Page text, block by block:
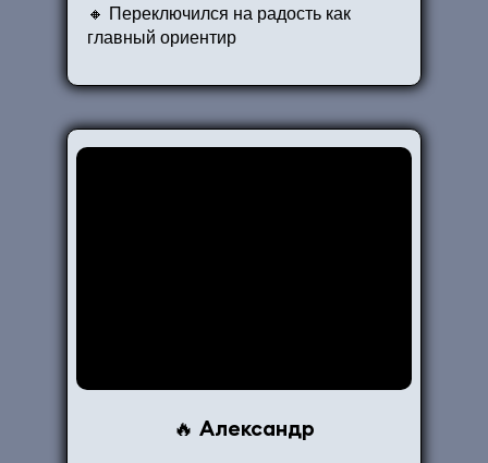
🔸 Переключился на радость как
главный ориентир
🔥 Александр
Почему цена оправдана?